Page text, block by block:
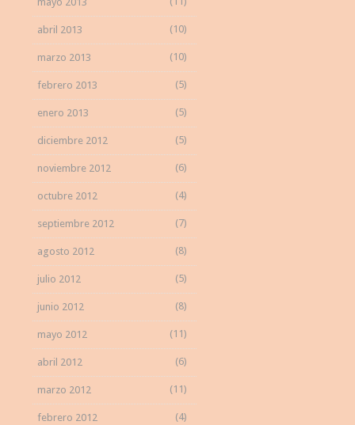
abril 2013 (10)
marzo 2013 (10)
febrero 2013 (5)
enero 2013 (5)
diciembre 2012 (5)
noviembre 2012 (6)
octubre 2012 (4)
septiembre 2012 (7)
agosto 2012 (8)
julio 2012 (5)
junio 2012 (8)
mayo 2012 (11)
abril 2012 (6)
marzo 2012 (11)
febrero 2012 (4)